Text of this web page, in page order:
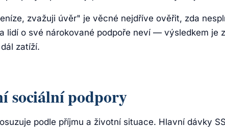
zvažuji úvěr" je věcné nejdříve ověřit, zda
lidí o své nárokované podpoře neví — výsledkem je
zatíží.
sociální podpory
podle příjmu a životní situace. Hlavní dávky